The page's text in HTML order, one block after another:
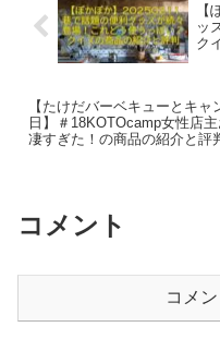
ッ
ク
【たけだバーベキューとキャ
日】＃18KOTOcamp女性店
凄すぎた！の商品の紹介と評
コメント
コメ